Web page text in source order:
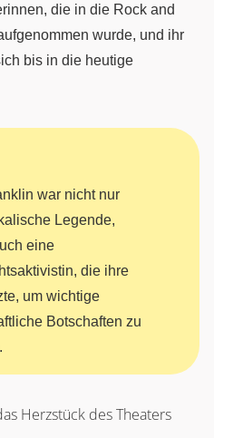
die in die Rock and
wurde, und ihr
bis in die heutige
war nicht nur
Legende,
eine
die ihre
um wichtige
Botschaften zu
Herzstück des Theaters